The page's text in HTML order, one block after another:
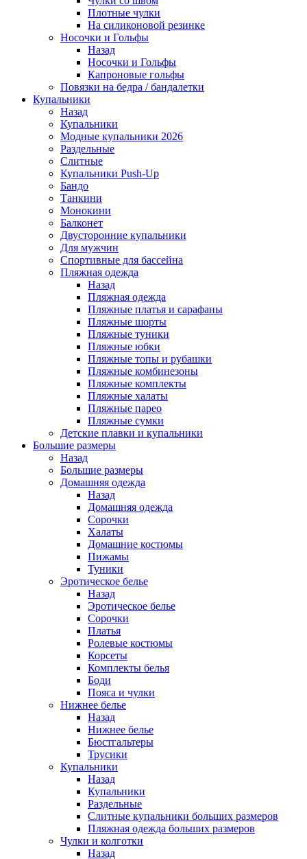
Плотные чулки
На силиконовой резинке
Носочки и Гольфы
Назад
Носочки и Гольфы
Капроновые гольфы
Повязки на бедра / бандалетки
Купальники
Назад
Купальники
Модные купальники 2026
Раздельные
Слитные
Купальники Push-Up
Бандо
Танкини
Монокини
Балконет
Двусторонние купальники
Для мужчин
Спортивные для бассейна
Пляжная одежда
Назад
Пляжная одежда
Пляжные платья и сарафаны
Пляжные шорты
Пляжные туники
Пляжные юбки
Пляжные топы и рубашки
Пляжные комбинезоны
Пляжные комплекты
Пляжные халаты
Пляжные парео
Пляжные сумки
Детские плавки и купальники
Большие размеры
Назад
Большие размеры
Домашняя одежда
Назад
Домашняя одежда
Сорочки
Халаты
Домашние костюмы
Пижамы
Туники
Эротическое белье
Назад
Эротическое белье
Сорочки
Платья
Ролевые костюмы
Корсеты
Комплекты белья
Боди
Пояса и чулки
Нижнее белье
Назад
Нижнее белье
Бюстгальтеры
Трусики
Купальники
Назад
Купальники
Раздельные
Слитные купальники больших размеров
Пляжная одежда больших размеров
Чулки и колготки
Назад